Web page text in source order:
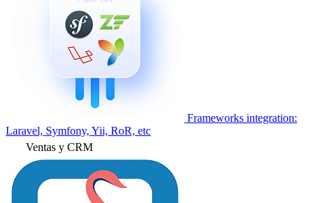
Frameworks integration:
Laravel, Symfony, Yii, RoR, etc
Ventas y CRM